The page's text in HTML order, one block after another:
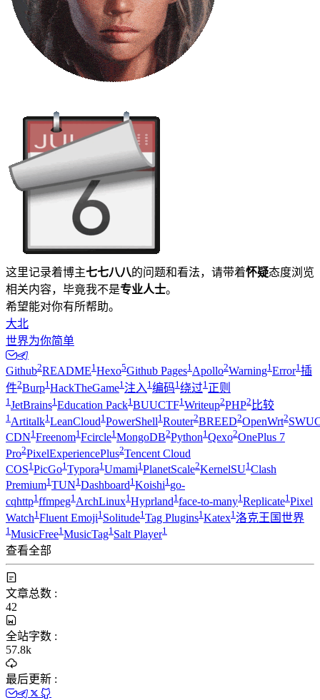
这里记录着博主七七八八的问题和看法，请带着怀疑态度浏览
相关内容，毕竟我不是专业人士。
希望能对你有所帮助。
大北
世界为你简单
Github2README1 Hexo5Github Pages1 Apollo2Warning1 Error1 插
件2Burp1 HackTheGame1 注入 1 编码1 绕过1 正则
1 JetBrains1 Education Pack1 BUUCTF1 Writeup2PHP2 比较
1 Artitalk1 LeanCloud1 PowerShell1 Router2BREED2OpenWrt2
CDN1 Freenom1 Fcircle1 MongoDB2Python1 Qexo2OnePlus 7
Pro2PixelExperiencePlus2Tencent Cloud
COS1 PicGo1 Typora1 Umami1 PlanetScale2KernelSU1 Clash
Premium1 TUN1 Dashboard1 Koishi1 go-
cqhttp1 ffmpeg1 ArchLinux1 Hyprland1 face-to-many1 Replicate1 Pixel
Watch1 Fluent Emoji1 Solitude1 Tag Plugins1 Katex1 洛克王国世界
1 MusicFree1 MusicTag1 Salt Player1
查看全部
文章总数 :
42
全站字数 :
57.8k
最后更新 :